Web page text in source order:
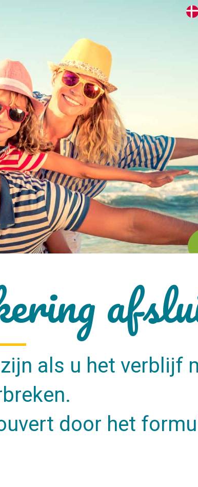
als u het verblijf
door het